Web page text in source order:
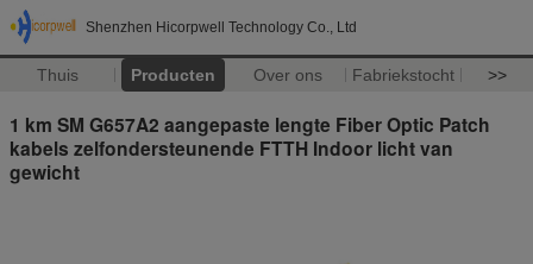
Shenzhen Hicorpwell Technology Co., Ltd
Thuis Producten Over ons Fabriekstocht >>
1 km SM G657A2 aangepaste lengte Fiber Optic Patch
kabels zelfondersteunende FTTH Indoor licht van
gewicht